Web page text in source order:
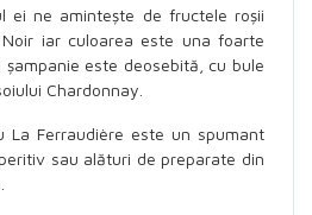
ei ne amintește de fructele roșii
iar culoarea este una foarte
este deosebită, cu bule
Chardonnay.
La Ferraudière este un spumant
sau alături de preparate din